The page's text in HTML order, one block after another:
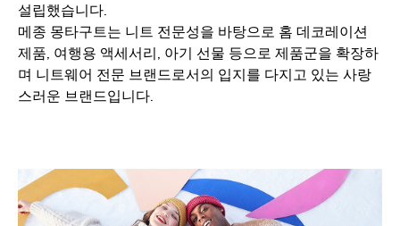
설립했습니다.
메종 몽타구트는 니트 전문성을 바탕으로 홈 데코레이션
제품, 여행용 액세서리, 아기 선물 등으로 제품군을 확장하
며 니트웨어 전문 브랜드로서의 입지를 다지고 있는 사랑
스러운 브랜드입니다.